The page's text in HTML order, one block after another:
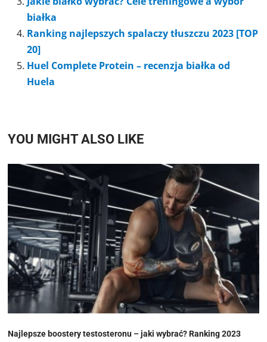
białka
Ranking najlepszych spalaczy tłuszczu 2023 [TOP
20]
Huel Complete Protein – recenzja białka od
Huela
YOU MIGHT ALSO LIKE
Najlepsze boostery testosteronu – jaki wybrać? Ranking 2023